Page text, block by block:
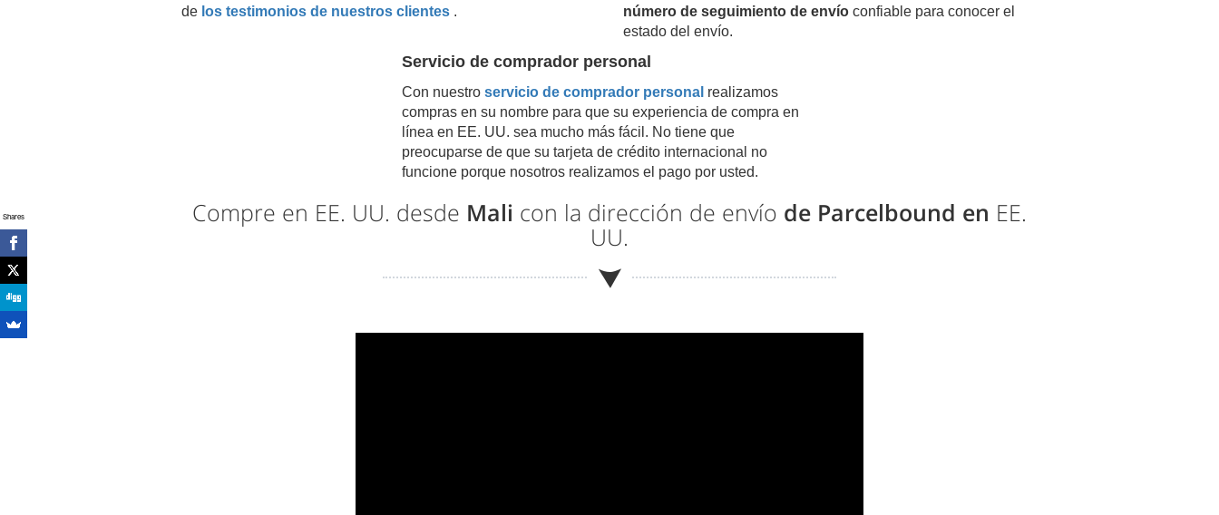
de los testimonios de nuestros clientes.
número de seguimiento de envío confiable para conocer el
estado del envío.
Servicio de comprador personal
Con nuestroservicio de comprador personal realizamos
compras en su nombre para que su experiencia de compra en
línea en EE. UU. sea mucho más fácil. No tiene que
preocuparse de que su tarjeta de crédito internacional no
funcione porque nosotros realizamos el pago por usted.
Compre en EE. UU. desde Mali con la dirección de envío de Parcelbound en EE.
UU.
Shares